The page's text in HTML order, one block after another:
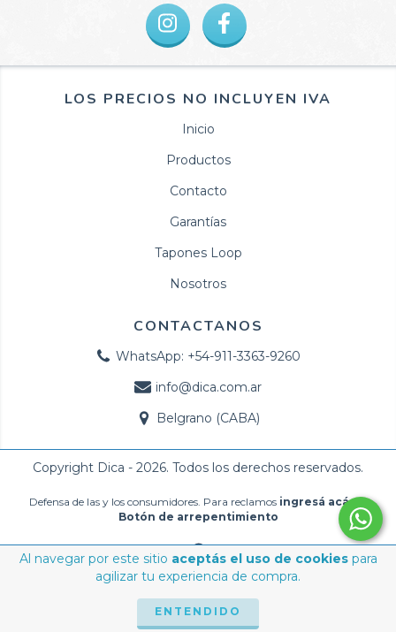
Al navegar por este sitio aceptás el uso de cookiespara
agilizar tu experiencia de compra.
ENTENDIDO
LOS PRECIOS NO INCLUYEN IVA
Inicio
Productos
Contacto
Garantías
Tapones Loop
Nosotros
CONTACTANOS
WhatsApp: +54-911-3363-9260
info@dica.com.ar
Belgrano (CABA)
Copyright Dica - 2026. Todos los derechos reservados.
Defensa de las y los consumidores. Para reclamos ingresá acá.
Botón de arrepentimiento